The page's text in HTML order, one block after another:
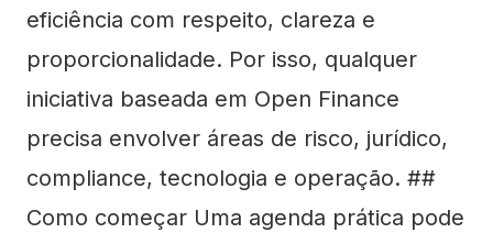
eficiência com respeito, clareza e
proporcionalidade. Por isso, qualquer
iniciativa baseada em Open Finance
precisa envolver áreas de risco, jurídico,
compliance, tecnologia e operação. ##
Como começar Uma agenda prática pode